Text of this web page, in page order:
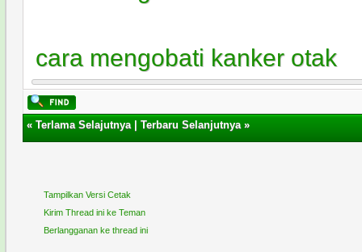
cara mengobati kanker otak
«Terlama Selajutnya|Terbaru Selanjutnya»
Tampilkan Versi Cetak
Kirim Thread ini ke Teman
Berlangganan ke thread ini